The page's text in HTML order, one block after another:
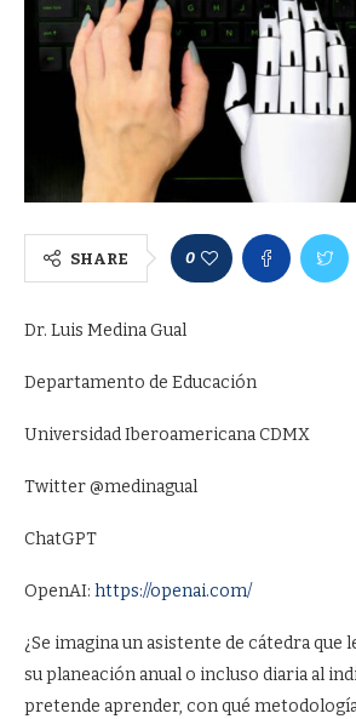
SHARE 0
Dr. Luis Medina Gual
Departamento de Educación
Universidad Iberoamericana CDMX
Twitter @medinagual
ChatGPT
OpenAI: https://openai.com/
¿Se imagina un asistente de cátedra que
su planeación anual o incluso diaria al
pretende aprender, con qué